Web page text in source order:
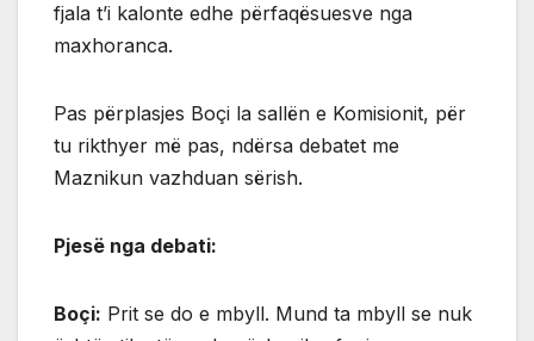
fjala t’i kalonte edhe përfaqësuesve nga
maxhoranca.
Pas përplasjes Boçi la sallën e Komisionit, për
tu rikthyer më pas, ndërsa debatet me
Maznikun vazhduan sërish.
Pjesë nga debati:
Boçi: Prit se do e mbyll. Mund ta mbyll se nuk